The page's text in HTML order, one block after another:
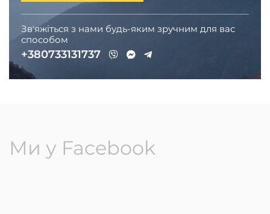
Звʼяжіться з нами будь-яким зручним для вас
способом
+380733131737
Ми у Facebook